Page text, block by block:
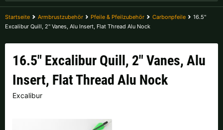
Startseite Armbrustzubehör Pfeile & Pfeilzubehör Carbonpfeile
16.5"
Excalibur Quill, 2" Vanes, Alu Insert, Flat Thread Alu Nock
16.5" Excalibur Quill, 2" Vanes, Alu
Insert, Flat Thread Alu Nock
Excalibur
Belgien |€ Bulgarien |лв
Finnland |€ Frankreich |€
Italien |€ Kroatien |kn
KONTAKT